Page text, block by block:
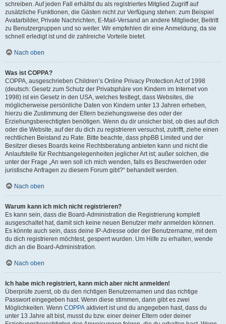
schreiben. Auf jeden Fall erhältst du als registriertes Mitglied Zugriff auf
zusätzliche Funktionen, die Gästen nicht zur Verfügung stehen: zum Beispiel
Avatarbilder, Private Nachrichten, E-Mail-Versand an andere Mitglieder, Beitritt
zu Benutzergruppen und so weiter. Wir empfehlen dir eine Anmeldung, da sie
schnell erledigt ist und dir zahlreiche Vorteile bietet.
Nach oben
Was ist COPPA?
COPPA, ausgeschrieben Children’s Online Privacy Protection Act of 1998
(deutsch: Gesetz zum Schutz der Privatsphäre von Kindern im Internet von
1998) ist ein Gesetz in den USA, welches festlegt, dass Websites, die
möglicherweise persönliche Daten von Kindern unter 13 Jahren erheben,
hierzu die Zustimmung der Eltern beziehungsweise des oder der
Erziehungsberechtigten benötigen. Wenn du dir unsicher bist, ob dies auf dich
oder die Website, auf der du dich zu registrieren versuchst, zutrifft, ziehe einen
rechtlichen Beistand zu Rate. Bitte beachte, dass phpBB Limited und der
Besitzer dieses Boards keine Rechtsberatung anbieten kann und nicht die
Anlaufstelle für Rechtsangelegenheiten jeglicher Art ist; außer solchen, die
unter der Frage „An wen soll ich mich wenden, falls es Beschwerden oder
juristische Anfragen zu diesem Forum gibt?“ behandelt werden.
Nach oben
Warum kann ich mich nicht registrieren?
Es kann sein, dass die Board-Administration die Registrierung komplett
ausgeschaltet hat, damit sich keine neuen Benutzer mehr anmelden können.
Es könnte auch sein, dass deine IP-Adresse oder der Benutzername, mit dem
du dich registrieren möchtest, gesperrt wurden. Um Hilfe zu erhalten, wende
dich an die Board-Administration.
Nach oben
Ich habe mich registriert, kann mich aber nicht anmelden!
Überprüfe zuerst, ob du den richtigen Benutzernamen und das richtige
Passwort eingegeben hast. Wenn diese stimmen, dann gibt es zwei
Möglichkeiten. Wenn COPPA aktiviert ist und du angegeben hast, dass du
unter 13 Jahre alt bist, musst du bzw. einer deiner Eltern oder deiner